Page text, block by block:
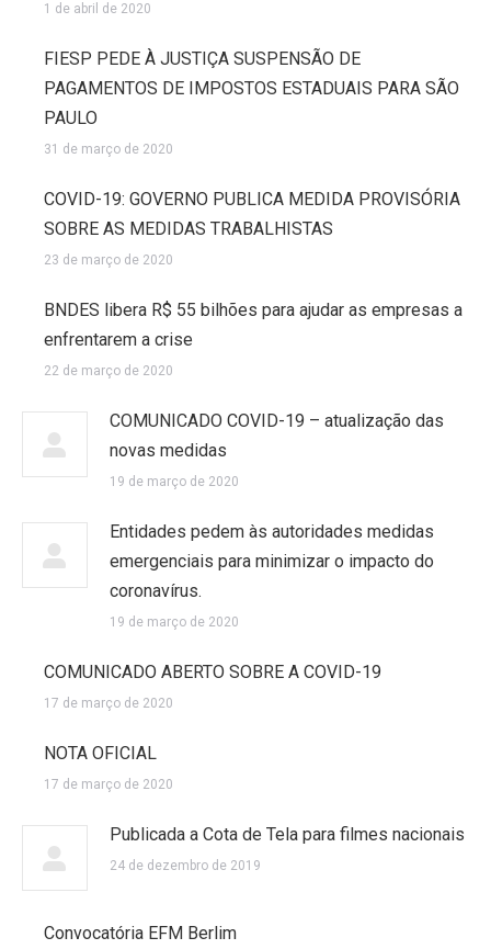
1 de abril de 2020
FIESP PEDE À JUSTIÇA SUSPENSÃO DE
PAGAMENTOS DE IMPOSTOS ESTADUAIS PARA SÃO
PAULO
31 de março de 2020
COVID-19: GOVERNO PUBLICA MEDIDA PROVISÓRIA
SOBRE AS MEDIDAS TRABALHISTAS
23 de março de 2020
BNDES libera R$ 55 bilhões para ajudar as empresas a
enfrentarem a crise
22 de março de 2020
COMUNICADO COVID-19 – atualização das
novas medidas
19 de março de 2020
Entidades pedem às autoridades medidas
emergenciais para minimizar o impacto do
coronavírus.
19 de março de 2020
COMUNICADO ABERTO SOBRE A COVID-19
17 de março de 2020
NOTA OFICIAL
17 de março de 2020
Publicada a Cota de Tela para filmes nacionais
24 de dezembro de 2019
Convocatória EFM Berlim